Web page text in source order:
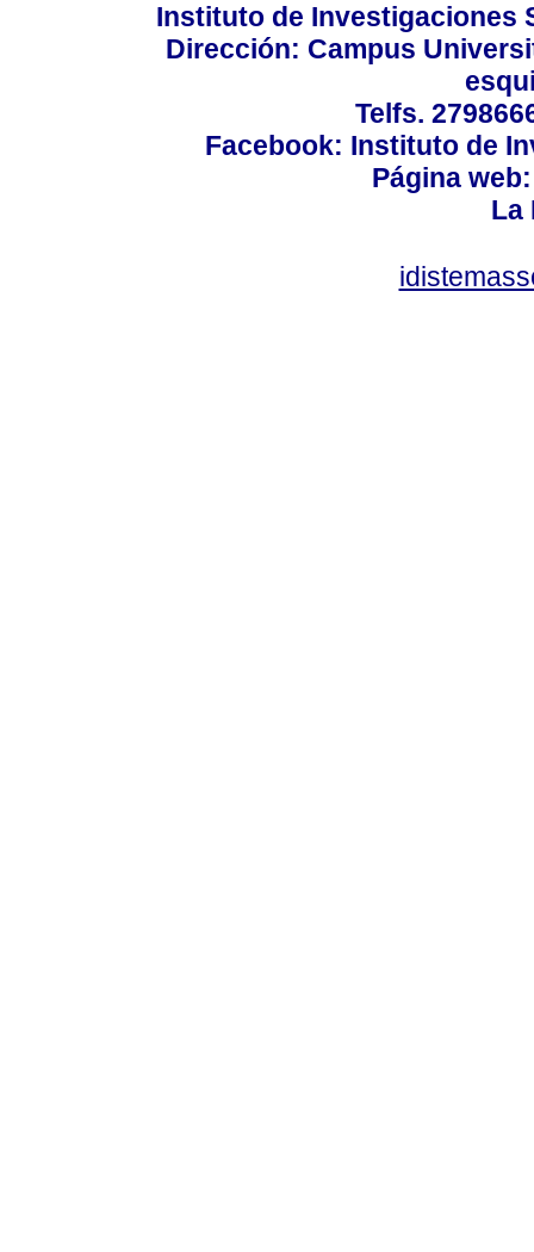
Instituto de Investigaciones
Dirección: Campus
Telfs.
Facebook: Instituto de
Página
La